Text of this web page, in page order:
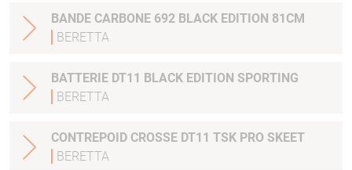
BANDE CARBONE 692 BLACK EDITION 81CM
BERETTA
BATTERIE DT11 BLACK EDITION SPORTING
BERETTA
CONTREPOID CROSSE DT11 TSK PRO SKEET
BERETTA